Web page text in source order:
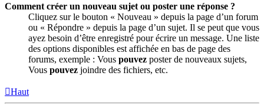
Comment créer un nouveau sujet ou poster une réponse ?
Cliquez sur le bouton « Nouveau » depuis la page d’un forum
ou « Répondre » depuis la page d’un sujet. Il se peut que vous
ayez besoin d’être enregistré pour écrire un message. Une liste
des options disponibles est affichée en bas de page des
forums, exemple : Vous pouvez poster de nouveaux sujets,
Vous pouvez joindre des fichiers, etc.
Haut